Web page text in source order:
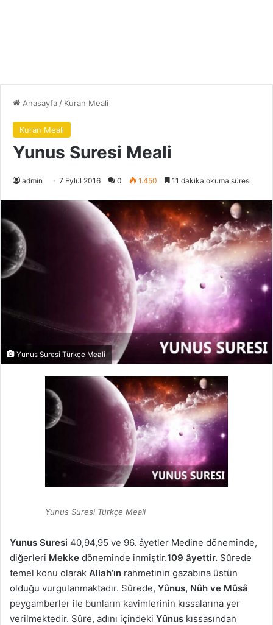
Anasayfa/ Kuran Meali
Kuran Meali
Yunus Suresi Meali
admin 7 Eylül 2016 0 1.450 11 dakika okuma süresi
Yunus Suresi Türkçe Meali
Yunus Suresi Türkçe Meali
Yunus Suresi 40,94,95 ve 96. âyetler Medine döneminde,
diğerleri Mekke döneminde inmiştir.109 âyettir. Sûrede
temel konu olarak Allah’ın rahmetinin gazabına üstün
olduğu vurgulanmaktadır. Sûrede, Yûnus, Nûh ve Mûsâ
peygamberler ile bunların kavimlerinin kıssalarına yer
verilmektedir. Sûre, adını içindeki Yûnus kıssasından